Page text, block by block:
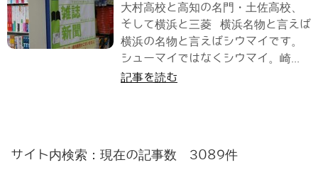
大村高校と高知の名門・土佐高校、
そして横浜と三菱 横浜名物と言えば
横浜の名物と言えばシウマイです。
シューマイではなくシウマイ。崎...
記事を読む
サイト内検索：現在の記事数 3089件